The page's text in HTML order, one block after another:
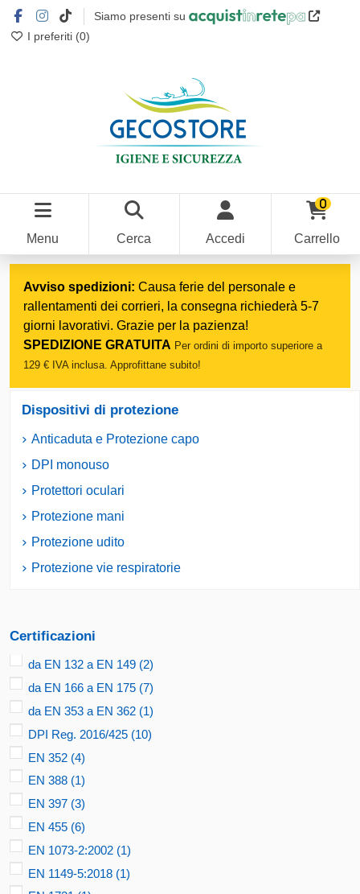
Siamo presenti su
I preferiti (0)
Menu Cerca Accedi
0
Carrello
Avviso spedizioni: Causa ferie del personale e
rallentamenti dei corrieri, la consegna richiederà 5-7
giorni lavorativi. Grazie per la pazienza!
SPEDIZIONE GRATUITA Per ordini di importo superiore a
129 € IVA inclusa. Approfittane subito!
Dispositivi di protezione
Anticaduta e Protezione capo
DPI monouso
Protettori oculari
Protezione mani
Protezione udito
Protezione vie respiratorie
Certificazioni
da EN 132 a EN 149 (2)
da EN 166 a EN 175 (7)
da EN 353 a EN 362 (1)
DPI Reg. 2016/425 (10)
EN 352 (4)
EN 388 (1)
EN 397 (3)
EN 455 (6)
EN 1073-2:2002 (1)
EN 1149-5:2018 (1)